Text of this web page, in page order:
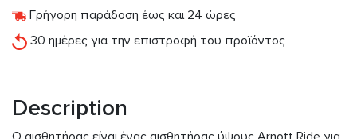
Γρήγορη παράδοση έως και 24 ώρες
30 ημέρες για την επιστροφή του προϊόντος
Description